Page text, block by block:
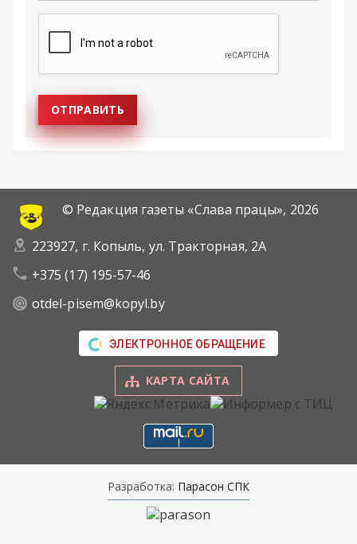
© Редакция газеты «Слава працы», 2026
223927, г. Копыль, ул. Тракторная, 2А
+375 (17) 195-57-46
otdel-pisem@kopyl.by
ЭЛЕКТРОННОЕ ОБРАЩЕНИЕ
КАРТА САЙТА
Разработка: Парасон СПК